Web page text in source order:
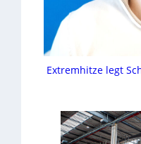
Extremhitze legt